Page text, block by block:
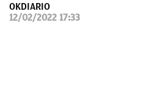
OKDIARIO
12/02/2022 17:33